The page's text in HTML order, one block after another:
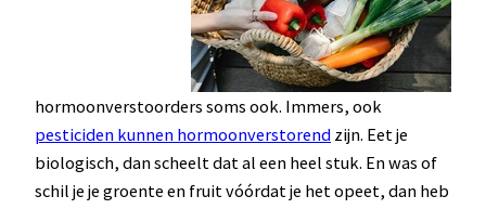
hormoonverstoorders soms ook. Immers, ook
pesticiden kunnen hormoonverstorend zijn. Eet je
biologisch, dan scheelt dat al een heel stuk. En was of
schil je je groente en fruit vóórdat je het opeet, dan heb